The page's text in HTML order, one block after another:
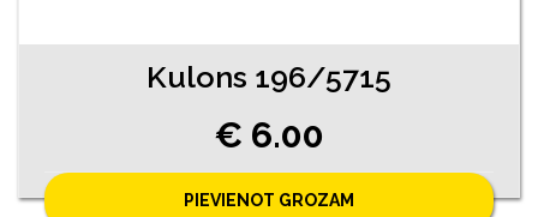
Kulons 196/5715
€ 6.00
PIEVIENOT GROZAM